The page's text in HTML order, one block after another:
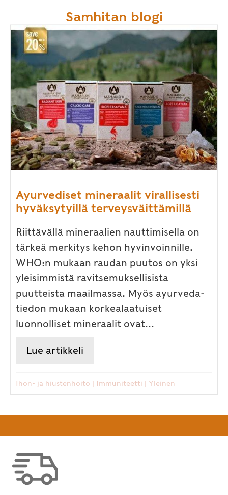
Samhitan blogi
Ayurvediset mineraalit virallisesti
hyväksytyillä terveysväittämillä
Riittävällä mineraalien nauttimisella on
tärkeä merkitys kehon hyvinvoinnille.
WHO:n mukaan raudan puutos on yksi
yleisimmistä ravitsemuksellisista
puutteista maailmassa. Myös ayurveda-
tiedon mukaan korkealaatuiset
luonnolliset mineraalit ovat...
Lue artikkeli
Ihon- ja hiustenhoito | Immuniteetti | Yleinen